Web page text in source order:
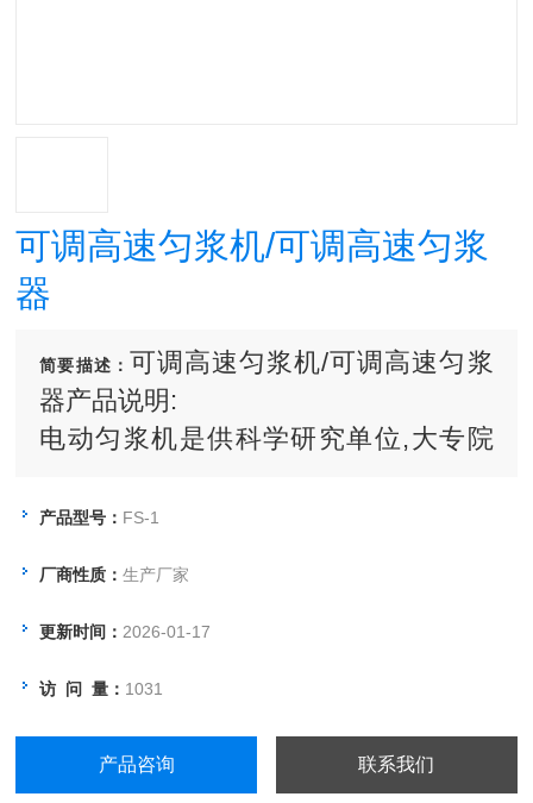
可调高速匀浆机/可调高速匀浆
器
简要描述： 可调高速匀浆机/可调高速匀浆
器产品说明:
电动匀浆机是供科学研究单位,大专院
农业、环境卫生保护,森林保护等部门实
烈搅拌、润温、溶解有机物或无机物等
作用。
产品型号： FS-1
厂商性质：生产厂家
更新时间： 2026-01-17
访 问 量： 1031
产品咨询 联系我们